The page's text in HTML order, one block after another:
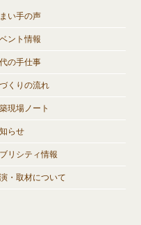
い手の声
ント情報
の手仕事
くりの流れ
現場ノート
らせ
リシティ情報
・取材について